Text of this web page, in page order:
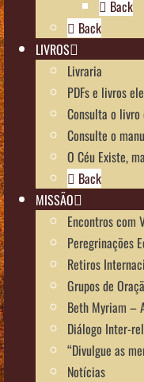
Back
Back
LIVROS
Livraria
PDFs e livros
Consulta o livro
Consulte o
O Céu Existe,
Back
MISSÃO
Encontros com
Peregrinações
Retiros
Grupos de
Beth Myriam –
Diálogo Inter-
“Divulgue as
Notícias